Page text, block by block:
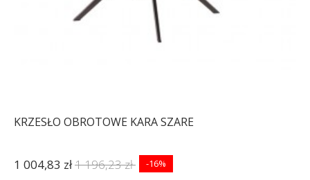
KRZESŁO OBROTOWE KARA SZARE
1 004,83 zł1 196,23 zł -16%